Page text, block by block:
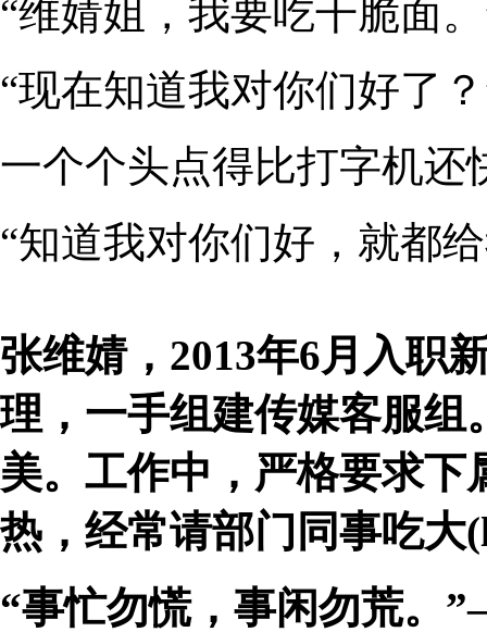
“维婧姐，我要吃干脆面
“现在知道我对你们好了
一个个头点得比打字机还
“知道我对你们好，就都
张维婧，2013年6月入职
理，一手组建传媒客服组
美。工作中，严格要求
热，经常请部门同事吃大
“事忙勿慌，事闲勿荒。